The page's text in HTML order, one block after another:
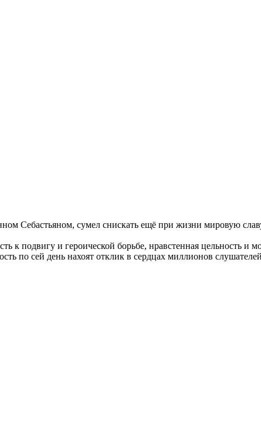
Себастьяном, сумел снискать ещё при жизни мировую
к подвигу и героической борьбе, нравстенная цельность и
по сей день нахоят отклик в сердцах миллионов